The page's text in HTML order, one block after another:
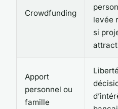
Crowdfunding
levée
si
Apport
personnel ou
famille